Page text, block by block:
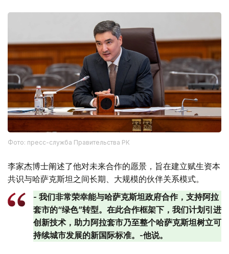
Фото: пресс-служба Правительства РК
李家杰博士阐述了他对未来合作的愿景，旨在建立赋生资本
共识与哈萨克斯坦之间长期、大规模的伙伴关系模式。
- 我们非常荣幸能与哈萨克斯坦政府合作，支持阿拉
套市的“绿色”转型。在此合作框架下，我们计划引进
创新技术，助力阿拉套市乃至整个哈萨克斯坦树立可
持续城市发展的新国际标准。-他说。